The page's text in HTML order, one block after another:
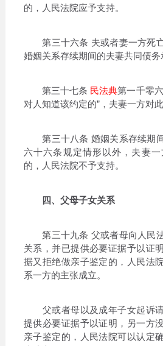
的，人民法院应予支持。
第三十六条 夫或者妻一方死
婚姻关系存续期间的夫妻共同债务
第三十七条 民法典第一千零
对人知道该约定的”，夫妻一方对
第三十八条 婚姻关系存续期
六十六条规定情形以外，夫妻
的，人民法院不予支持。
四、父母子女关系
第三十九条 父或者母向人民
关系，并已提供必要证据予以证
据又拒绝做亲子鉴定的，人民法
系一方的主张成立。
父或者母以及成年子女起诉请
提供必要证据予以证明，另一方
亲子鉴定的，人民法院可以认定